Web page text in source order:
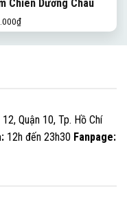
Chiên Dương Châu
₫
Quận 10, Tp. Hồ Chí
12h đến 23h30 Fanpage: